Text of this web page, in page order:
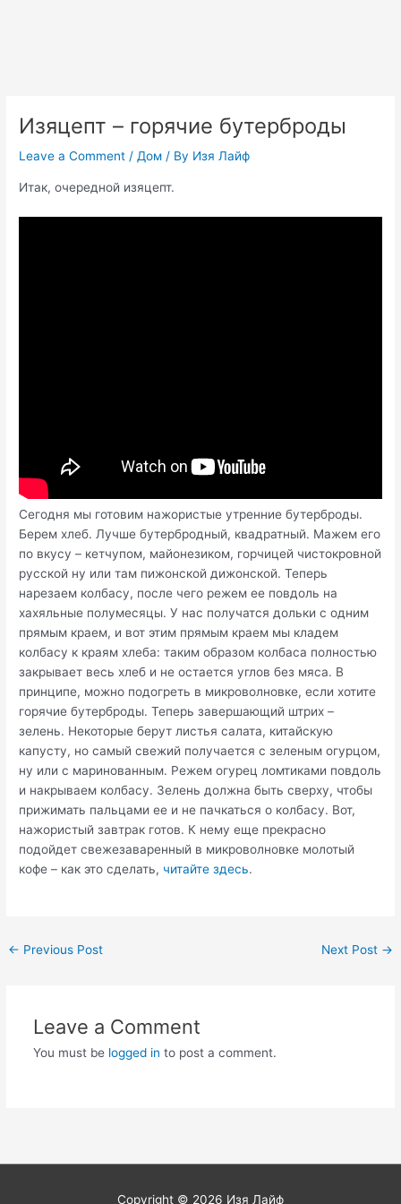
Изяцепт – горячие бутерброды
Leave a Comment /Дом / By Изя Лайф
Итак, очередной изяцепт.
Сегодня мы готовим нажористые утренние бутерброды.
Берем хлеб. Лучше бутербродный, квадратный. Мажем его
по вкусу – кетчупом, майонезиком, горчицей чистокровной
русской ну или там пижонской дижонской. Теперь
нарезаем колбасу, после чего режем ее повдоль на
хахяльные полумесяцы. У нас получатся дольки с одним
прямым краем, и вот этим прямым краем мы кладем
колбасу к краям хлеба: таким образом колбаса полностью
закрывает весь хлеб и не остается углов без мяса. В
принципе, можно подогреть в микроволновке, если хотите
горячие бутерброды. Теперь завершающий штрих –
зелень. Некоторые берут листья салата, китайскую
капусту, но самый свежий получается с зеленым огурцом,
ну или с маринованным. Режем огурец ломтиками повдоль
и накрываем колбасу. Зелень должна быть сверху, чтобы
прижимать пальцами ее и не пачкаться о колбасу. Вот,
нажористый завтрак готов. К нему еще прекрасно
подойдет свежезаваренный в микроволновке молотый
кофе – как это сделать, читайте здесь.
Post
← Previous Post Next Post →
Leave a Comment
You must be logged in to post a comment.
Copyright © 2026 Изя Лайф